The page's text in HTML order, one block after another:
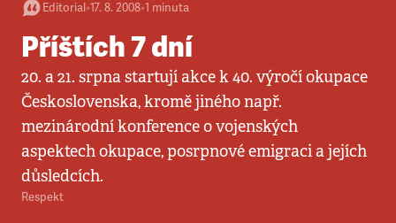
Editorial •17. 8. 2008•1 minuta
Příštích 7 dní
20. a 21. srpna startují akce k 40. výročí okupace
Československa, kromě jiného např.
mezinárodní konference o vojenských
aspektech okupace, posrpnové emigraci a jejích
důsledcích.
Respekt